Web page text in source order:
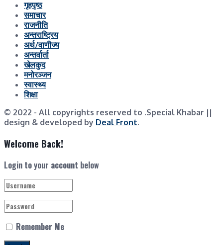
गृहपृष्ठ
समाचार
राजनीति
अन्तराष्ट्रिय
अर्थ/वाणीज्य
अन्तर्वार्ता
खेलकुद
मनोरञ्जन
स्वास्थ्य
शिक्षा
© 2022 - All copyrights reserved to .Special Khabar ||
design & developed by Deal Front.
Welcome Back!
Login to your account below
Remember Me